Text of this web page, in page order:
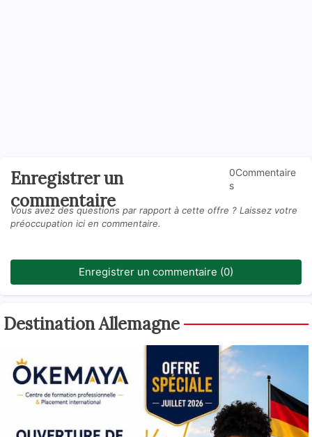
Enregistrer un
commentaire
0Commentaire
s
Vous avez des questions par rapport à cette offre ? Laissez votre
préoccupation ici en commentaire.
Enregistrer un commentaire (0)
Destination Allemagne